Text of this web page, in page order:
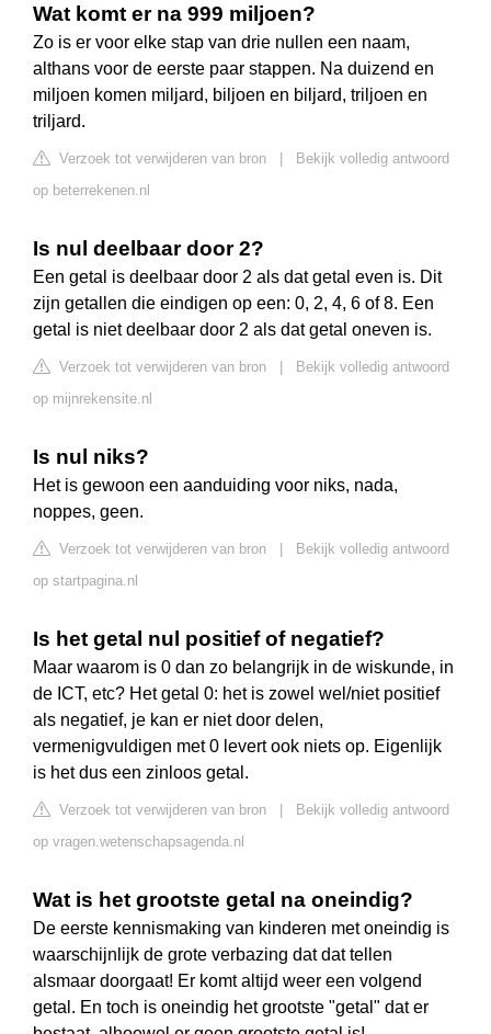
Wat komt er na 999 miljoen?
Zo is er voor elke stap van drie nullen een naam,
althans voor de eerste paar stappen. Na duizend en
miljoen komen miljard, biljoen en biljard, triljoen en
triljard.
Verzoek tot verwijderen van bron
Bekijk volledig antwoord
op beterrekenen.nl
Is nul deelbaar door 2?
Een getal is deelbaar door 2 als dat getal even is. Dit
zijn getallen die eindigen op een: 0, 2, 4, 6 of 8. Een
getal is niet deelbaar door 2 als dat getal oneven is.
Verzoek tot verwijderen van bron
Bekijk volledig antwoord
op mijnrekensite.nl
Is nul niks?
Het is gewoon een aanduiding voor niks, nada,
noppes, geen.
Verzoek tot verwijderen van bron
Bekijk volledig antwoord
op startpagina.nl
Is het getal nul positief of negatief?
Maar waarom is 0 dan zo belangrijk in de wiskunde, in
de ICT, etc? Het getal 0: het is zowel wel/niet positief
als negatief, je kan er niet door delen,
vermenigvuldigen met 0 levert ook niets op. Eigenlijk
is het dus een zinloos getal.
Verzoek tot verwijderen van bron
Bekijk volledig antwoord
op vragen.wetenschapsagenda.nl
Wat is het grootste getal na oneindig?
De eerste kennismaking van kinderen met oneindig is
waarschijnlijk de grote verbazing dat dat tellen
alsmaar doorgaat! Er komt altijd weer een volgend
getal. En toch is oneindig het grootste "getal" dat er